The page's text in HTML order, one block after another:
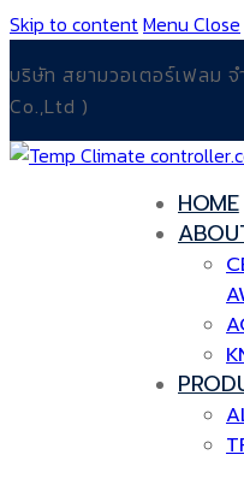
Skip to contentMenu Close
บริษัท สยามวอเตอร์เฟลม
Co.,Ltd )
HOME